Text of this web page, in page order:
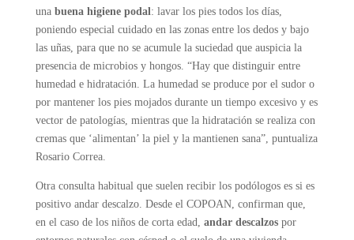
una buena higiene podal: lavar los pies todos los días,
poniendo especial cuidado en las zonas entre los dedos y bajo
las uñas, para que no se acumule la suciedad que auspicia la
presencia de microbios y hongos. “Hay que distinguir entre
humedad e hidratación. La humedad se produce por el sudor o
por mantener los pies mojados durante un tiempo excesivo y es
vector de patologías, mientras que la hidratación se realiza con
cremas que ‘alimentan’ la piel y la mantienen sana”, puntualiza
Rosario Correa.
Otra consulta habitual que suelen recibir los podólogos es si es
positivo andar descalzo. Desde el COPOAN, confirman que,
en el caso de los niños de corta edad, andar descalzospor